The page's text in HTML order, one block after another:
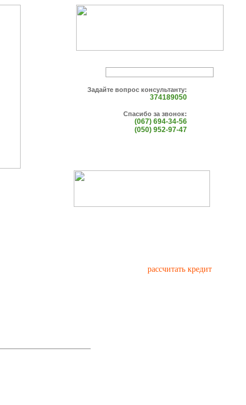
Задайте вопрос консультанту:
374189050
Спасибо за звонок:
(067) 694-34-56
(050) 952-97-47
рассчитать кредит